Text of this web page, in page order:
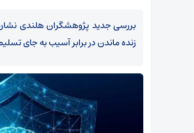
بررسی جدید پژوهشگران هلندی
زنده ماندن در برابر آسیب به جای
رسوب خودرو‌های وارداتی در بندر امیرآباد‌؛
فرسایشی برای مردم!